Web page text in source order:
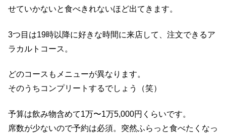
せていかないと食べきれないほど出てきます。
3つ目は19時以降に好きな時間に来店して、注文できるア
ラカルトコース。
どのコースもメニューが異なります。
そのうちコンプリートするでしょう（笑）
予算は飲み物含めて1万〜1万5,000円くらいです。
席数が少ないので予約は必須。突然ふらっと食べたくなっ